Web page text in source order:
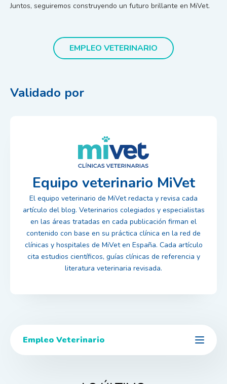
Juntos, seguiremos construyendo un futuro brillante en MiVet.
EMPLEO VETERINARIO
Validado por
Equipo veterinario MiVet
El equipo veterinario de MiVet redacta y revisa cada
artículo del blog. Veterinarios colegiados y especialistas
en las áreas tratadas en cada publicación firman el
contenido con base en su práctica clínica en la red de
clínicas y hospitales de MiVet en España. Cada artículo
cita estudios científicos, guías clínicas de referencia y
literatura veterinaria revisada.
Empleo Veterinario